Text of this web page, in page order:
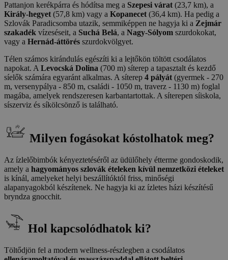
Pattanjon kerékpárra és hódítsa meg a Szepesi várat (23,7 km), a
Király-hegyet (57,8 km) vagy a Kopanecet (36,4 km). Ha pedig a
Szlovák Paradicsomba utazik, semmiképpen ne hagyja ki a Zejmár
szakadék vízeséseit, a Suchá Belá, a Nagy-Sólyom szurdokokat,
vagy a Hernád-áttörés szurdokvölgyet.
Télen számos kirándulás egészíti ki a lejtőkön töltött csodálatos
napokat. A Levocská Dolina (700 m) síterep a tapasztalt és kezdő
síelők számára egyaránt alkalmas. A síterep 4 pályát (gyermek - 270
m, versenypálya - 850 m, családi - 1050 m, traverz - 1130 m) foglal
magába, amelyek rendszeresen karbantartottak. A síterepen síiskola,
síszerviz és síkölcsönző is található.
Milyen fogásokat kóstolhatok meg?
Az ízlelőbimbók kényeztetéséről az üdülőhely étterme gondoskodik,
amely a hagyományos szlovák ételeken kívül nemzetközi ételeket
is kínál, amelyeket helyi beszállítóktól friss, minőségi
alapanyagokból készítenek. Ne hagyja ki az ízletes házi készítésű
bryndza gnocchit.
Hol kapcsolódhatok ki?
Töltődjön fel a modern wellness-részlegben a csodálatos